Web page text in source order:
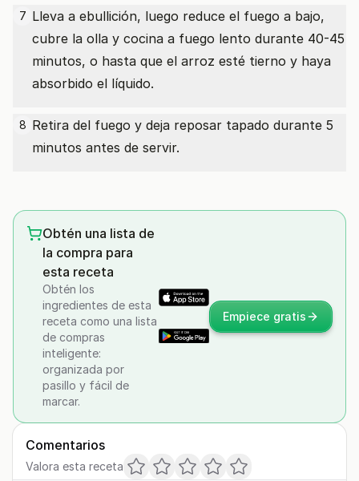
7 Lleva a ebullición, luego reduce el fuego a bajo,
cubre la olla y cocina a fuego lento durante 40-45
minutos, o hasta que el arroz esté tierno y haya
absorbido el líquido.
8 Retira del fuego y deja reposar tapado durante 5
minutos antes de servir.
Obtén una lista de
la compra para
esta receta
Obtén los
ingredientes de esta
receta como una lista
de compras
inteligente:
organizada por
pasillo y fácil de
marcar.
Empiece gratis
Comentarios
Valora esta receta